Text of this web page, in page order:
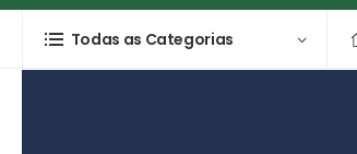
Todas as Categorias